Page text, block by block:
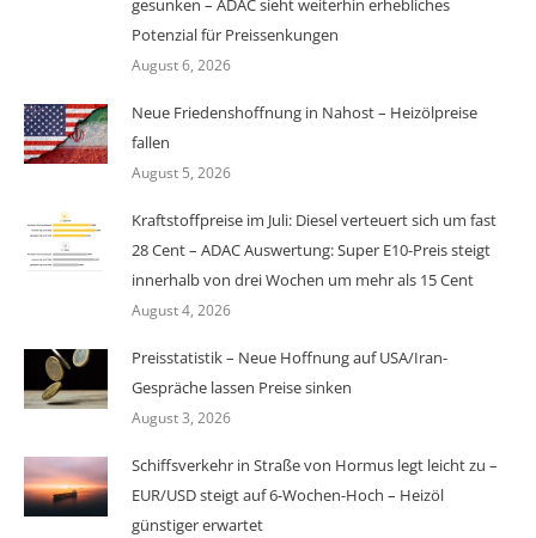
gesunken – ADAC sieht weiterhin erhebliches
Potenzial für Preissenkungen
August 6, 2026
Neue Friedenshoffnung in Nahost – Heizölpreise
fallen
August 5, 2026
Kraftstoffpreise im Juli: Diesel verteuert sich um fast
28 Cent – ADAC Auswertung: Super E10-Preis steigt
innerhalb von drei Wochen um mehr als 15 Cent
August 4, 2026
Preisstatistik – Neue Hoffnung auf USA/Iran-
Gespräche lassen Preise sinken
August 3, 2026
Schiffsverkehr in Straße von Hormus legt leicht zu –
EUR/USD steigt auf 6-Wochen-Hoch – Heizöl
günstiger erwartet